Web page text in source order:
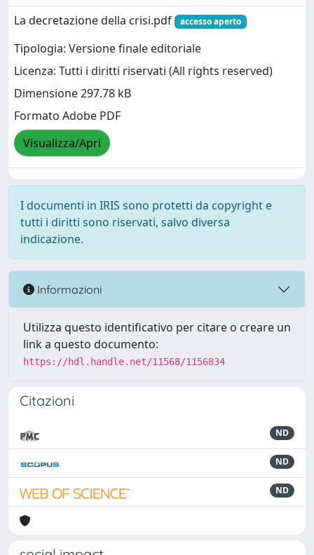
La decretazione della crisi.pdf
accesso aperto
Tipologia: Versione finale editoriale
Licenza: Tutti i diritti riservati (All rights reserved)
Dimensione 297.78 kB
Formato Adobe PDF
Visualizza/Apri
I documenti in IRIS sono protetti da copyright e
tutti i diritti sono riservati, salvo diversa
indicazione.
Informazioni
Utilizza questo identificativo per citare o creare un
link a questo documento:
https://hdl.handle.net/11568/1156834
Citazioni
ND
ND
ND